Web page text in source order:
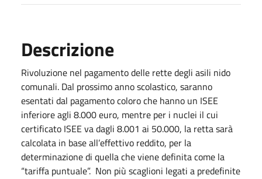
Descrizione
Rivoluzione nel pagamento delle rette degli asili nido
comunali. Dal prossimo anno scolastico, saranno
esentati dal pagamento coloro che hanno un ISEE
inferiore agli 8.000 euro, mentre per i nuclei il cui
certificato ISEE va dagli 8.001 ai 50.000, la retta sarà
calcolata in base all’effettivo reddito, per la
determinazione di quella che viene definita come la
“tariffa puntuale”. Non più scaglioni legati a predefinite